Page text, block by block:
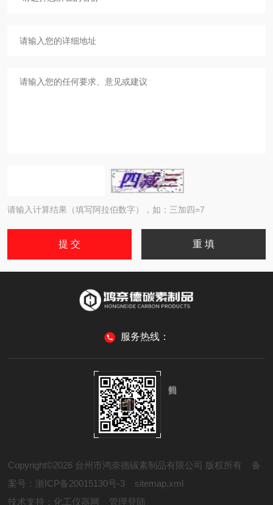
请输入计算结果（填写阿拉伯数字），如：三加四=7
服务热线：
Copyright©2026 台州市鸿奈德碳素制品有限公司 版权所有 备
案号：浙ICP备20015130号-3
sitemap.xml
技术支持： 化工仪器网 管理登陆